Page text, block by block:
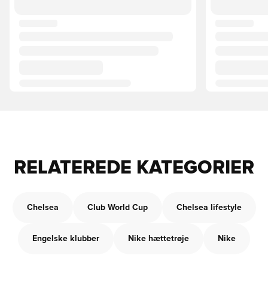
RELATEREDE KATEGORIER
Chelsea Club World Cup Chelsea lifestyle
Engelske klubber Nike hættetrøje Nike